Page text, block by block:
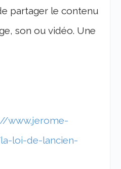
partager le contenu
son ou vidéo. Une
www.jerome-
loi-de-lancien-